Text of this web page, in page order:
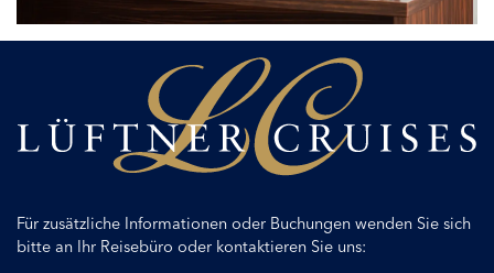
Für zusätzliche Informationen oder Buchungen wenden Sie sich
bitte an Ihr Reisebüro oder kontaktieren Sie uns: